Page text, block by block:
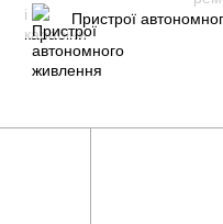
Пристрої